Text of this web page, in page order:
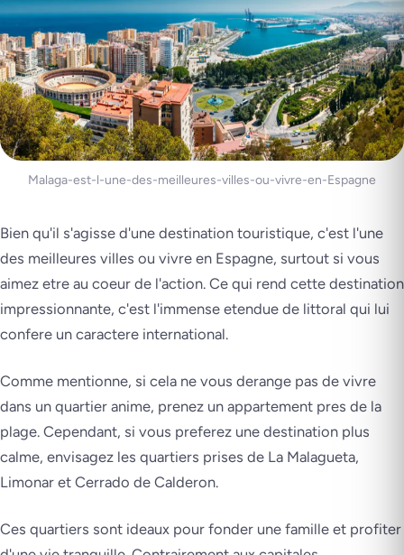
Malaga-est-l-une-des-meilleures-villes-ou-vivre-en-Espagne
Bien qu'il s'agisse d'une destination touristique, c'est l'une
des meilleures villes ou vivre en Espagne, surtout si vous
aimez etre au coeur de l'action. Ce qui rend cette destination
impressionnante, c'est l'immense etendue de littoral qui lui
confere un caractere international.
Comme mentionne, si cela ne vous derange pas de vivre
dans un quartier anime, prenez un appartement pres de la
plage. Cependant, si vous preferez une destination plus
calme, envisagez les quartiers prises de La Malagueta,
Limonar et Cerrado de Calderon.
Ces quartiers sont ideaux pour fonder une famille et profiter